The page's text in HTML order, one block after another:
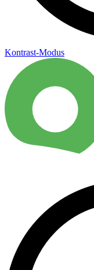
Kontrast-Modus